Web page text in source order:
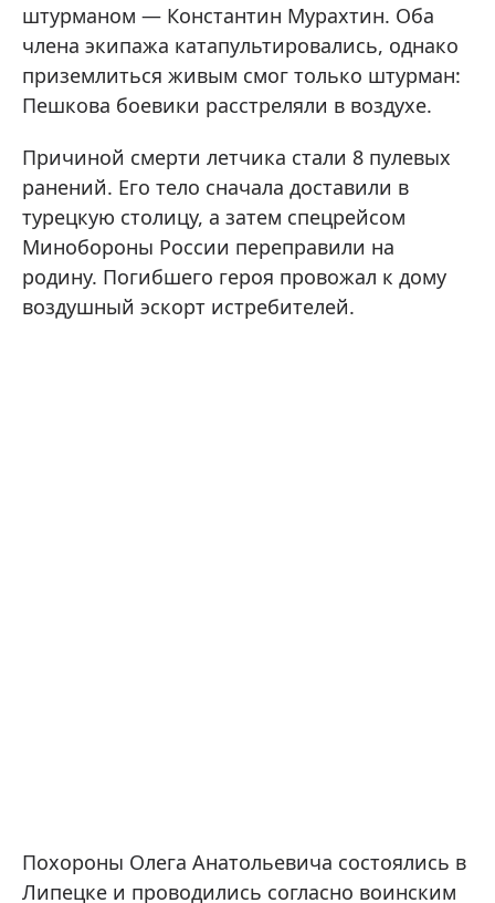
штурманом — Константин Мурахтин. Оба
члена экипажа катапультировались, однако
приземлиться живым смог только штурман:
Пешкова боевики расстреляли в воздухе.
Причиной смерти летчика стали 8 пулевых
ранений. Его тело сначала доставили в
турецкую столицу, а затем спецрейсом
Минобороны России переправили на
родину. Погибшего героя провожал к дому
воздушный эскорт истребителей.
Похороны Олега Анатольевича состоялись в
Липецке и проводились согласно воинским